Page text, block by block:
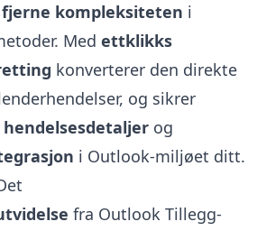
fjerne kompleksiteten i
Med ettklikks
konverterer den direkte
og sikrer
og
i Outlook-miljøet ditt.
fra Outlook Tillegg-